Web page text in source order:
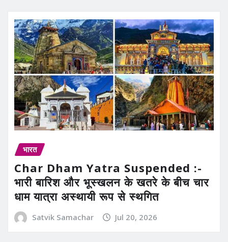
भारत
Char Dham Yatra Suspended :-
भारी बारिश और भूस्खलन के खतरे के बीच चार
धाम यात्रा अस्थायी रूप से स्थगित
Satvik Samachar Jul 20, 2026